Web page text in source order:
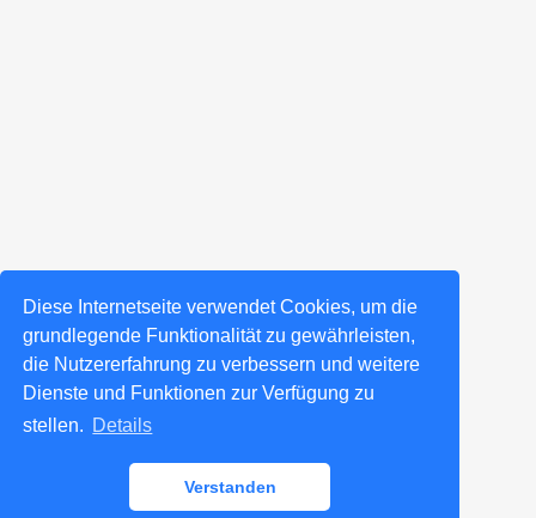
Diese Internetseite verwendet Cookies, um die
grundlegende Funktionalität zu gewährleisten,
die Nutzererfahrung zu verbessern und weitere
Dienste und Funktionen zur Verfügung zu
stellen. Details
Verstanden